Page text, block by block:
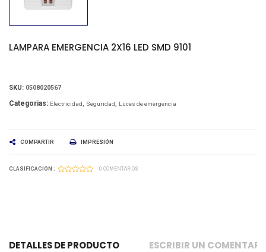
LAMPARA EMERGENCIA 2X16 LED SMD 9101
SKU: 0508020567
Categorias: Electricidad Seguridad Luces de emergencia
COMPARTIR IMPRESIÓN
CLASIFICACIÓN : 0 COMENTARIOS
DETALLES DE PRODUCTO ESCRIBIR UN